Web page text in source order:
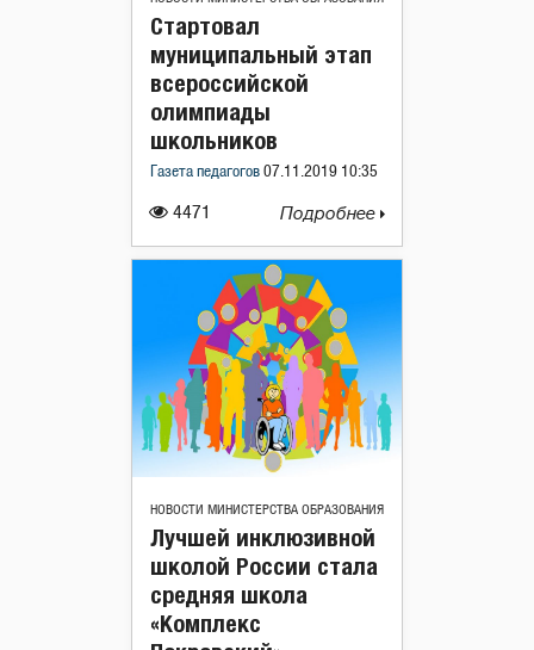
4471
Стартовал
муниципальный этап
всероссийской
олимпиады
школьников
Газета педагогов 07.11.2019 10:35
Подробнее
НОВОСТИ МИНИСТЕРСТВА ОБРАЗОВАНИЯ
Лучшей инклюзивной
школой России стала
средняя школа
«Комплекс